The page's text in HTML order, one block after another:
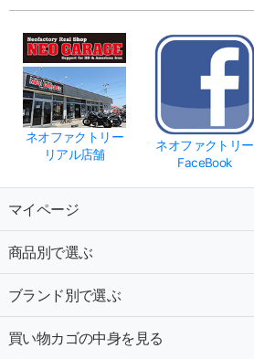
ネオファクトリー
リアル店舗
ネオファクトリー
FaceBook
マイページ
商品別で選ぶ
ブランド別で選ぶ
買い物カゴの中身を見る